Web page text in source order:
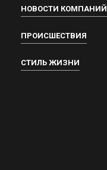
НОВОСТИ КОМПАНИЙ
ПРОИСШЕСТВИЯ
СТИЛЬ ЖИЗНИ